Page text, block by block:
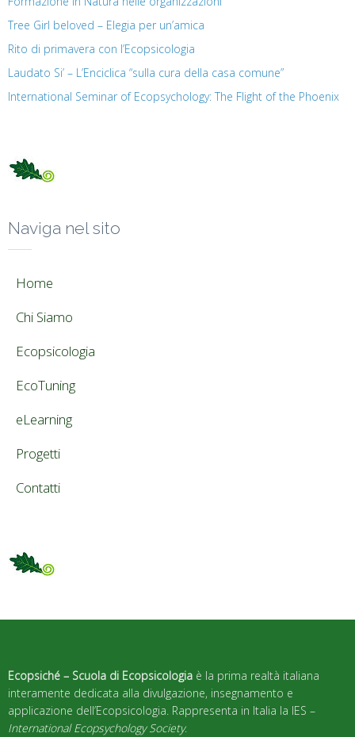
Tree Girl beloved – Elegia per un’amica
Rito di primavera con l’Ecopsicologia
Laudato Si’ – L’Enciclica “sulla cura della casa comune”
International Seminar of Ecopsychology: The Flight of the Phoenix
Naviga nel sito
Home
Chi Siamo
Ecopsicologia
EcoTuning
eLearning
Progetti
Contatti
Ecopsiché – Scuola di Ecopsicologia è la prima realtà italiana
interamente dedicata alla divulgazione, insegnamento e
applicazione dell’Ecopsicologia. Rappresenta in Italia la IES –
International Ecopsychology Society.